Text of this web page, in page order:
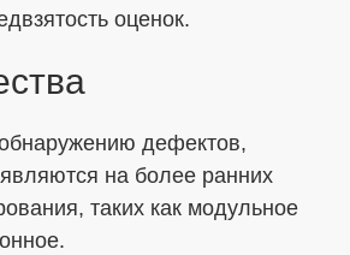
оценок.
дефектов,
на более ранних
таких как модульное